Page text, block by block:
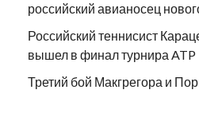
российский авианосец
Российский теннисист
вышел в финал турнира ATP
Третий бой Макгрегора и